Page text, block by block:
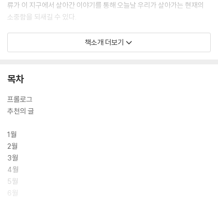
류가 이 지구에서 살아간 이야기를 통해 오늘날 우리가 살아가는 현재의
소중함을 되새길 수 있다.
단순히 기록의 전달에 끝나는 게 아니라 그에 대한 저자의 뼈 있는 해석과
숙고할 만한 메시지가 있다. 2차 대전 당시 히틀러에 맞선 국왕 조지 6세,
를 킬링필드(Killing Fields)로 만든 폴 포트 등 잘 알려진 영웅과 독재자
한 마틴 루서 킹 목사 이전에 미국 흑인 인권 운동을 불붙인 여성 로자 파크
스 등 상대적으로 가려진 역사적 영웅들을 많이 조명하는 점도 의미 깊다.
하루에 하나씩 읽기에 부담 없는 일별 원고 안에는 역사를 통으로 꿰어 읽
는 즐거움과 신선한 지식이 가득하다. 매일 하루 5분 그날의 세계사로 여
행을 떠나자. 저자 특유의 지적이며 날카로운 입담으로 펼치는 역사 이야
기를 읽다 보면 교양과 지식이 쌓이고, 세상을 읽는 시야가 넓어지며, 조각
조각 알고 있던 세계사가 하나로 연결되는 놀라운 경험을 하게 된다. 어제
가 있었기에 소중한 오늘이 있음을, 우리가 역사를 배워야 하는 이유를 자
책소개 더보기
목차
프롤로그
추천의 글
1월
2월
3월
4월
5월
6월